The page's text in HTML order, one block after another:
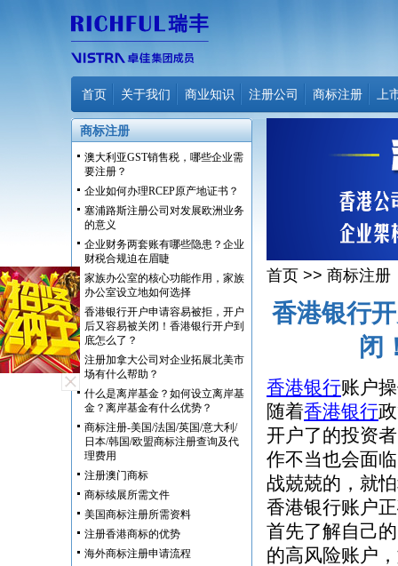
首页 关于我们 商业知识 注册公司 商标注册 上
商标注册
澳大利亚GST销售税，哪些企业需
要注册？
企业如何办理RCEP原产地证书？
塞浦路斯注册公司对发展欧洲业务
的意义
企业财务两套账有哪些隐患？企业
财税合规迫在眉睫
家族办公室的核心功能作用，家族
办公室设立地如何选择
香港银行开户申请容易被拒，开户
后又容易被关闭！香港银行开户到
底怎么了？
注册加拿大公司对企业拓展北美市
场有什么帮助？
什么是离岸基金？如何设立离岸基
金？离岸基金有什么优势？
商标注册-美国/法国/英国/意大利/
日本/韩国/欧盟商标注册查询及代
理费用
注册澳门商标
商标续展所需文件
美国商标注册所需资料
注册香港商标的优势
海外商标注册申请流程
首页 >> 商标注册
香港银行
闭
香港银行账户
随着香港银行
开户了的投资
作不当也会面
战兢兢的，就
香港银行账户
首先了解自己
的高风险账户